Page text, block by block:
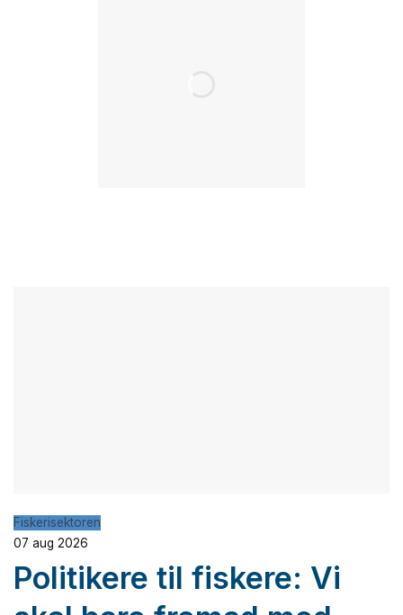
Fiskerisektoren
07 aug 2026
Politikere til fiskere: Vi